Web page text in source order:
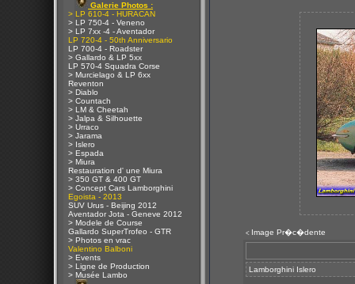
Galerie Photos :
> LP 610-4 - HURACAN
> LP 750-4 - Veneno
> LP 7xx -4 - Aventador
LP 720-4 - 50th Anniversario
LP 700-4 - Roadster
> Gallardo & LP 5xx
LP 570-4 Squadra Corse
> Murcielago & LP 6xx
Reventon
> Diablo
> Countach
> LM & Cheetah
> Jalpa & Silhouette
> Urraco
> Jarama
> Islero
> Espada
> Miura
Restauration d' une Miura
> 350 GT & 400 GT
> Concept Cars Lamborghini
Egoista - 2013
SUV Urus - Beijing 2012
Aventador Jota - Geneve 2012
> Modele de Course
Gallardo SuperTrofeo - GTR
> Photos en vrac
Valentino Balboni
> Events
> Ligne de Production
> Musée Lambo
< Image Pr�c�dente
Lamborghini Islero